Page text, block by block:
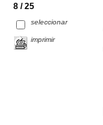
8 / 25
seleccionar
imprimir